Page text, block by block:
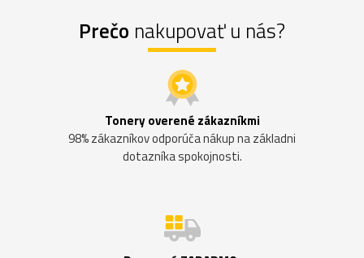
Prečo nakupovať u nás?
Tonery overené zákazníkmi
98% zákazníkov odporúča nákup na základni
dotazníka spokojnosti.